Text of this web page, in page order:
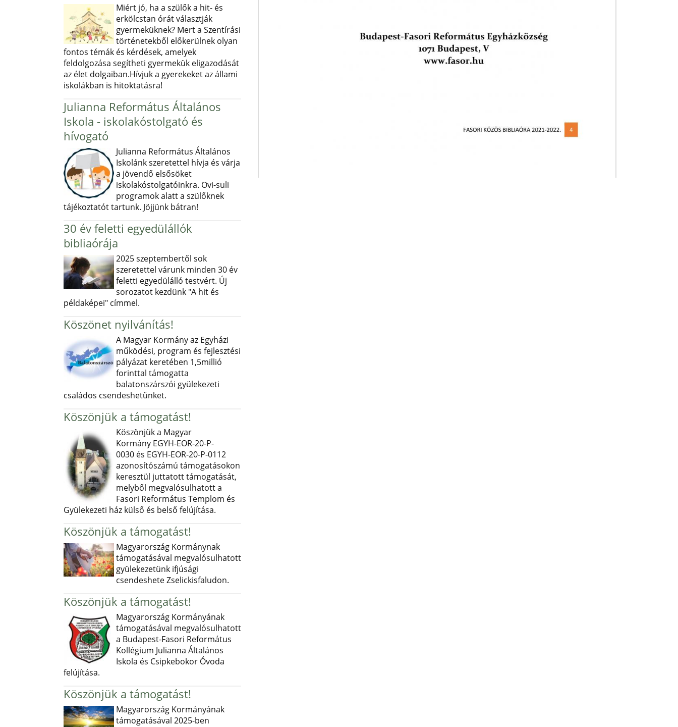
Miért jó, ha a szülők a hit- és
erkölcstan órát választják
gyermeküknek? Mert a Szentírási
történetekből előkerülnek olyan
fontos témák és kérdések, amelyek
feldolgozása segítheti gyermekük eligazodását
az élet dolgaiban.Hívjuk a gyerekeket az állami
iskolákban is hitoktatásra!
Julianna Református Általános
Iskola - iskolakóstolgató és
hívogató
Julianna Református Általános
Iskolánk szeretettel hívja és várja
a jövendő elsősöket
iskolakóstolgatóinkra. Ovi-suli
programok alatt a szülőknek
tájékoztatót tartunk. Jöjjünk bátran!
30 év feletti egyedülállók
bibliaórája
2025 szeptembertől sok
szeretettel várunk minden 30 év
feletti egyedülálló testvért. Új
sorozatot kezdünk "A hit és
példaképei" címmel.
Köszönet nyilvánítás!
A Magyar Kormány az Egyházi
működési, program és fejlesztési
pályázat keretében 1,5millió
forinttal támogatta
balatonszárszói gyülekezeti
családos csendeshetünket.
Köszönjük a támogatást!
Köszönjük a Magyar
Kormány EGYH-EOR-20-P-
0030 és EGYH-EOR-20-P-0112
azonosítószámú támogatásokon
keresztül juttatott támogatását,
melyből megvalósulhatott a
Fasori Református Templom és
Gyülekezeti ház külső és belső felújítása.
Köszönjük a támogatást!
Magyarország Kormánynak
támogatásával megvalósulhatott
gyülekezetünk ifjúsági
csendeshete Zselickisfaludon.
Köszönjük a támogatást!
Magyarország Kormányának
támogatásával megvalósulhatott
a Budapest-Fasori Református
Kollégium Julianna Általános
Iskola és Csipkebokor Óvoda
felújítása.
Köszönjük a támogatást!
Magyarország Kormányának
támogatásával 2025-ben